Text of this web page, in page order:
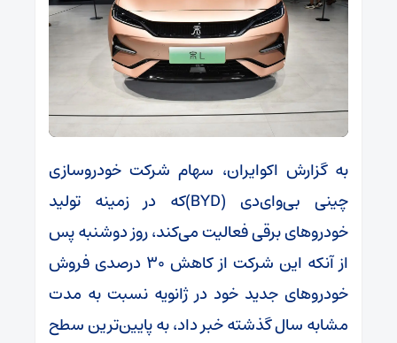
به گزارش اکوایران، سهام شرکت خودروسازی
چینی بی‌وای‌دی (BYD)که در زمینه تولید
خودروهای برقی فعالیت می‌کند، روز دوشنبه پس
از آنکه این شرکت از کاهش 30 درصدی فروش
خودروهای جدید خود در ژانویه نسبت به مدت
مشابه سال گذشته خبر داد، به پایین‌ترین سطح